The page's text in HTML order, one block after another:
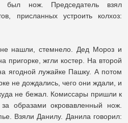
нож. Председатель взял
присланных устроить колхоз:
нашли, стемнело. Дед Мороз и
пригорке, жгли костер. На второй
ягодной лужайке Пашку. А потом
не дождались, чего они ждали, и
не бежал. Комиссары пришли к
образами окровавленный нож.
Взяли Данилу. Данила говорил: